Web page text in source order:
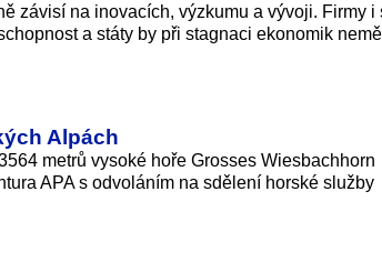
závisí na inovacích, výzkumu a vývoji. Firmy i
a státy by při stagnaci ekonomik
Alpách
metrů vysoké hoře Grosses Wiesbachhorn
APA s odvoláním na sdělení horské služby